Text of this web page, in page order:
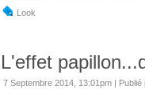
Look
L'effet
7 Septembre 2014, 13:01pm | Publié